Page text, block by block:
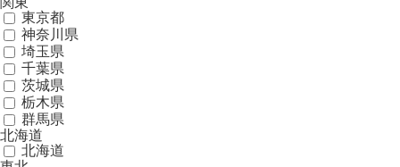
東京都
神奈川県
埼玉県
千葉県
茨城県
栃木県
群馬県
北海道
北海道